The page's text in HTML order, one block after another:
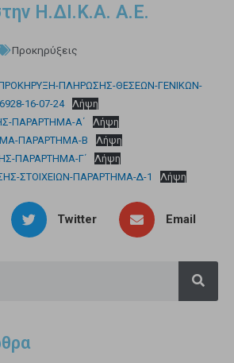
Η.ΔΙ.Κ.Α. Α.Ε.
Προκηρύξεις
ΠΛΗΡΩΣΗΣ-ΘΕΣΕΩΝ-ΓΕΝΙΚΩΝ-
16-07-24
Λήψη
ΠΑΡΑΡΤΗΜΑ-Α΄
Λήψη
ΠΑΡΑΡΤΗΜΑ-Β
Λήψη
ΠΑΡΑΡΤΗΜΑ-Γ΄
Λήψη
ΣΤΟΙΧΕΙΩΝ-ΠΑΡΑΡΤΗΜΑ-Δ-1
Λήψη
Twitter Email